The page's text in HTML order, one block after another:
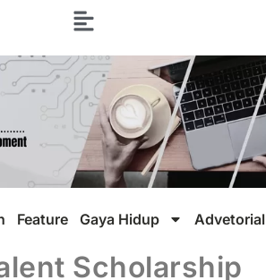
Feature Gaya Hidup Advetorial
Scholarship